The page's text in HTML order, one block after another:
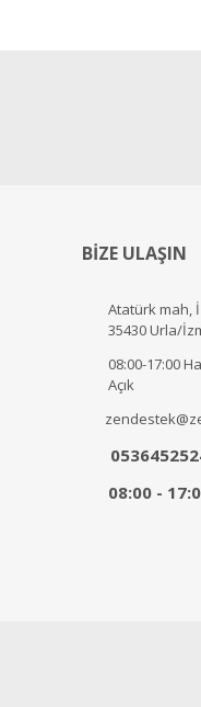
BİZE ULAŞIN
Atatürk mah,
35430 Urla/
08:00-17:00
Açık
08:00 -